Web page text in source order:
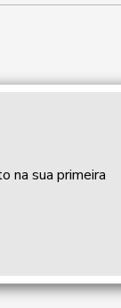
na sua primeira